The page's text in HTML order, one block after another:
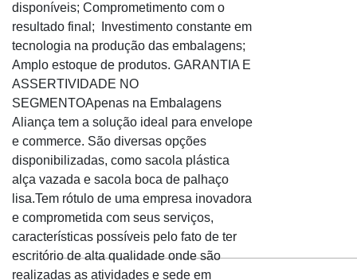
Sacola alça camiseta branca
Sacola alça vazada
Sacola alça vazada lisa
Sacola alça vazada personalizada
Sacola alça vazada RS
Sacola colorida RS
Sacola de mercado RS
Sacola plástica alça vazada
Sacola vazada personalizada
Sacolas plasticas alça camiseta
Sacos reciclados
Ver todos
disponíveis; Comprometimento com o
resultado final; Investimento constante em
tecnologia na produção das embalagens;
Amplo estoque de produtos. GARANTIA E
ASSERTIVIDADE NO
SEGMENTOApenas na Embalagens
Aliança tem a solução ideal para envelope
e commerce. São diversas opções
disponibilizadas, como sacola plástica
alça vazada e sacola boca de palhaço
lisa.Tem rótulo de uma empresa inovadora
e comprometida com seus serviços,
características possíveis pelo fato de ter
escritório de alta qualidade onde são
realizadas as atividades e sede em